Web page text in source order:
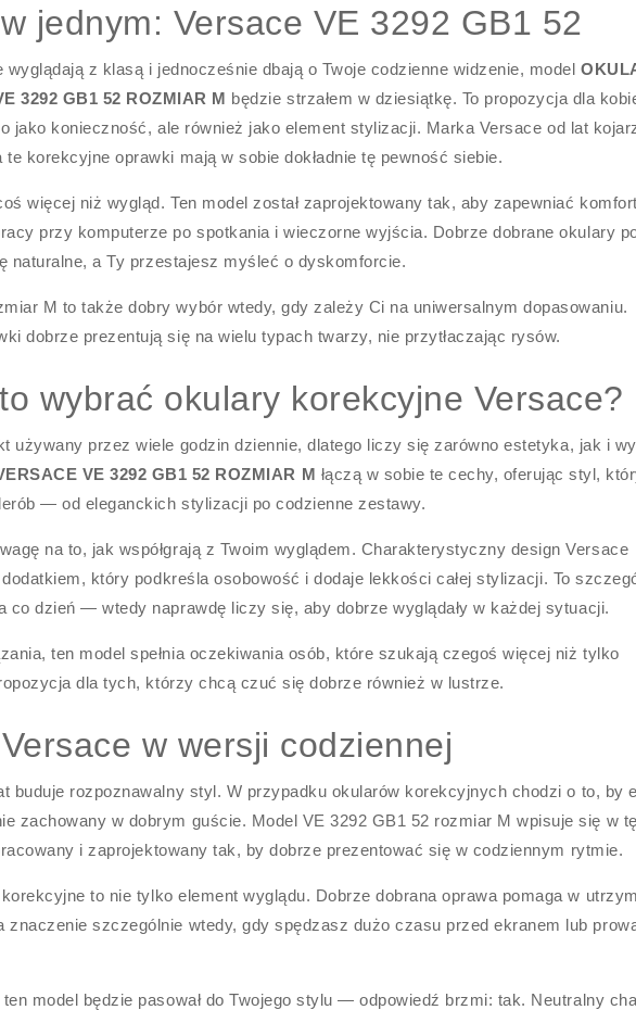
jednym: Versace VE 3292 GB1 52
z klasą i jednocześnie dbają o Twoje codzienne widzenie, model
3292 GB1 52 ROZMIAR M będzie strzałem w dziesiątkę. To propozycja dla
jako konieczność, ale również jako element stylizacji. Marka Versace od lat
korekcyjne oprawki mają w sobie dokładnie tę pewność siebie.
więcej niż wygląd. Ten model został zaprojektowany tak, aby zapewniać komfort
przy komputerze po spotkania i wieczorne wyjścia. Dobrze dobrane okulary
naturalne, a Ty przestajesz myśleć o dyskomforcie.
M to także dobry wybór wtedy, gdy zależy Ci na uniwersalnym dopasowaniu.
dobrze prezentują się na wielu typach twarzy, nie przytłaczając rysów.
wybrać okulary korekcyjne Versace?
używany przez wiele godzin dziennie, dlatego liczy się zarówno estetyka, jak i
VE 3292 GB1 52 ROZMIAR M łączą w sobie te cechy, oferując styl,
— od eleganckich stylizacji po codzienne zestawy.
na to, jak współgrają z Twoim wyglądem. Charakterystyczny design Versace
który podkreśla osobowość i dodaje lekkości całej stylizacji. To
co dzień — wtedy naprawdę liczy się, aby dobrze wyglądały w każdej sytuacji.
ten model spełnia oczekiwania osób, które szukają czegoś więcej niż tylko
dla tych, którzy chcą czuć się dobrze również w lustrze.
w wersji codziennej
buduje rozpoznawalny styl. W przypadku okularów korekcyjnych chodzi o to, by
zachowany w dobrym guście. Model VE 3292 GB1 52 rozmiar M wpisuje się w tę
i zaprojektowany tak, by dobrze prezentować się w codziennym rytmie.
to nie tylko element wyglądu. Dobrze dobrana oprawa pomaga w
znaczenie szczególnie wtedy, gdy spędzasz dużo czasu przed ekranem lub
model będzie pasował do Twojego stylu — odpowiedź brzmi: tak. Neutralny